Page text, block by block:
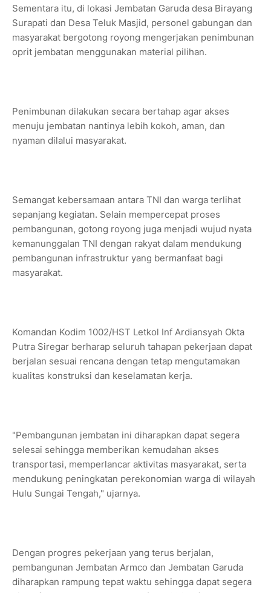
Sementara itu, di lokasi Jembatan Garuda desa Birayang
Surapati dan Desa Teluk Masjid, personel gabungan dan
masyarakat bergotong royong mengerjakan penimbunan
oprit jembatan menggunakan material pilihan.
Penimbunan dilakukan secara bertahap agar akses
menuju jembatan nantinya lebih kokoh, aman, dan
nyaman dilalui masyarakat.
Semangat kebersamaan antara TNI dan warga terlihat
sepanjang kegiatan. Selain mempercepat proses
pembangunan, gotong royong juga menjadi wujud nyata
kemanunggalan TNI dengan rakyat dalam mendukung
pembangunan infrastruktur yang bermanfaat bagi
masyarakat.
Komandan Kodim 1002/HST Letkol Inf Ardiansyah Okta
Putra Siregar berharap seluruh tahapan pekerjaan dapat
berjalan sesuai rencana dengan tetap mengutamakan
kualitas konstruksi dan keselamatan kerja.
"Pembangunan jembatan ini diharapkan dapat segera
selesai sehingga memberikan kemudahan akses
transportasi, memperlancar aktivitas masyarakat, serta
mendukung peningkatan perekonomian warga di wilayah
Hulu Sungai Tengah," ujarnya.
Dengan progres pekerjaan yang terus berjalan,
pembangunan Jembatan Armco dan Jembatan Garuda
diharapkan rampung tepat waktu sehingga dapat segera